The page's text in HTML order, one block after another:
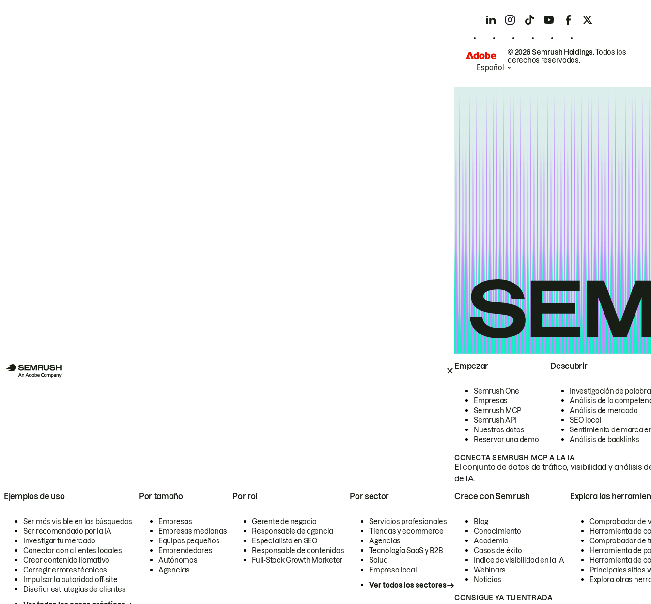
Empezar
Semrush One
Empresas
Semrush MCP
Semrush API
Nuestros datos
Reservar una demo
Descubrir
Investigación de
Análisis de la
Análisis de mercado
SEO local
Sentimiento de marca
Análisis de backlinks
CONECTA SEMRUSH MCP A LA IA
El conjunto de datos de tráfico, visibilidad y análisis
de IA.
Ejemplos de uso
Ser más visible en las búsquedas
Ser recomendado por la IA
Investigar tu mercado
Conectar con clientes locales
Crear contenido llamativo
Corregir errores técnicos
Impulsar la autoridad off-site
Diseñar estrategias de clientes
Por tamaño
Empresas
Empresas medianas
Equipos pequeños
Emprendedores
Autónomos
Agencias
Por rol
Gerente de negocio
Responsable de agencia
Especialista en SEO
Responsable de contenidos
Full-Stack Growth Marketer
Por sector
Servicios profesionales
Tiendas y ecommerce
Agencias
Tecnología SaaS y B2B
Salud
Empresa local
Ver todos los sectores
Crece con Semrush
Blog
Conocimiento
Academia
Casos de éxito
Índice de visibilidad en la IA
Webinars
Noticias
Explora las
Comprobador de
Herramienta de
Comprobador de
Herramienta de
Herramienta de
Principales sitios
Explora otras
CONSIGUE YA TU ENTRADA
© 2026 Semrush Holdings.Todos los
derechos reservados.
Español